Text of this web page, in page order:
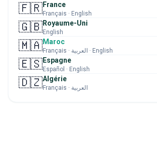
🇫🇷France
Français · English
🇬🇧Royaume-Uni
English
🇲🇦Maroc
Français · العربية · English
🇪🇸Espagne
Español · English
🇩🇿Algérie
Français · العربية